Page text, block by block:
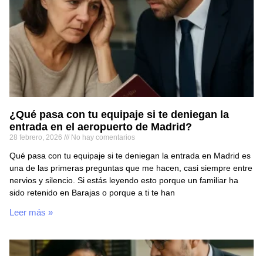
¿Qué pasa con tu equipaje si te deniegan la
entrada en el aeropuerto de Madrid?
28 febrero, 2026 No hay comentarios
Qué pasa con tu equipaje si te deniegan la entrada en Madrid es
una de las primeras preguntas que me hacen, casi siempre entre
nervios y silencio. Si estás leyendo esto porque un familiar ha
sido retenido en Barajas o porque a ti te han
Leer más »